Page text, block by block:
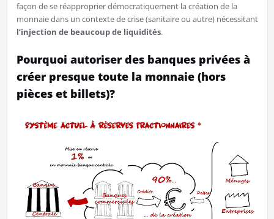
façon de se réapproprier démocratiquement la création de la
monnaie dans un contexte de crise (sanitaire ou autre) nécessitant
l’injection de beaucoup de liquidités.
Pourquoi autoriser des banques privées à
créer presque toute la monnaie (hors
pièces et billets)?